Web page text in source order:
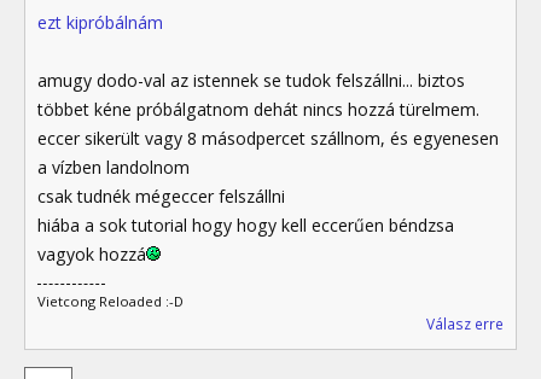
ezt kipróbálnám
amugy dodo-val az istennek se tudok felszállni... biztos
többet kéne próbálgatnom dehát nincs hozzá türelmem.
eccer sikerült vagy 8 másodpercet szállnom, és egyenesen
a vízben landolnom
csak tudnék mégeccer felszállni
hiába a sok tutorial hogy hogy kell eccerűen béndzsa
vagyok hozzá
Vietcong Reloaded :-D
Válasz erre